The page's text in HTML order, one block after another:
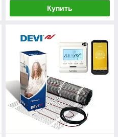
Купить